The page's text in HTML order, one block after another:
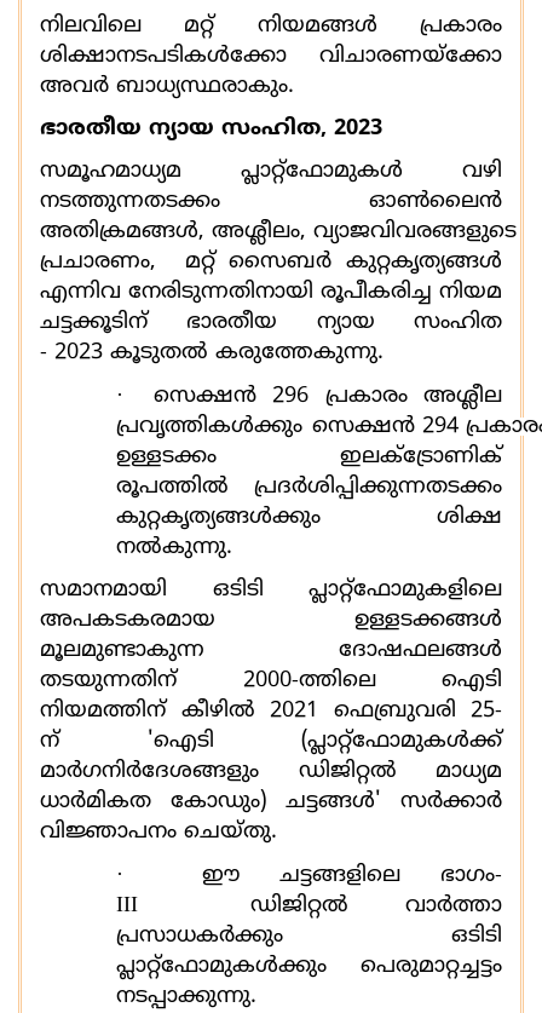
നിലവിലെ മറ്റ് നിയമങ്ങൾ പ്രകാരം
ശിക്ഷാനടപടികൾക്കോ വിചാരണയ്ക്കോ
അവർ ബാധ്യസ്ഥരാകും.
ഭാരതീയ ന്യായ സംഹിത, 2023
സമൂഹമാധ്യമ പ്ലാറ്റ്‌ഫോമുകൾ വഴി
നടത്തുന്നതടക്കം
ഓൺലൈൻ
അതിക്രമങ്ങള്‍, അശ്ലീലം, വ്യാജവിവരങ്ങളുടെ
പ്രചാരണം, മറ്റ് സൈബർ കുറ്റകൃത്യങ്ങൾ
എന്നിവ നേരിടുന്നതിനായി രൂപീകരിച്ച നിയമ
ചട്ടക്കൂടിന് ഭാരതീയ ന്യായ സംഹിത
- 2023 കൂടുതൽ കരുത്തേകുന്നു.
· സെക്ഷൻ296 പ്രകാരം അശ്ലീല
പ്രവൃത്തികൾക്കും സെക്ഷൻ 294
ഉള്ളടക്കം ഇലക്ട്രോണിക്
രൂപത്തിൽ പ്രദർശിപ്പിക്കുന്നതടക്കം
കുറ്റകൃത്യങ്ങൾക്കും ശിക്ഷ
നൽകുന്നു.
സമാനമായി ഒടിടി പ്ലാറ്റ്‌ഫോമുകളിലെ
അപകടകരമായ ഉള്ളടക്കങ്ങൾ
മൂലമുണ്ടാകുന്ന ദോഷഫലങ്ങൾ
തടയുന്നതിന് 2000-ത്തിലെ ഐടി
നിയമത്തിന് കീഴിൽ 2021 ഫെബ്രുവരി 25-
ന് 'ഐടി (പ്ലാറ്റ്ഫോമുകള്‍ക്ക്
മാർഗനിർദേശങ്ങളും ഡിജിറ്റൽ മാധ്യമ
ധാര്‍മികത കോഡും) ചട്ടങ്ങൾ' സർക്കാർ
വിജ്ഞാപനം ചെയ്തു.
· ഈ ചട്ടങ്ങളിലെ ഭാഗം-
IIIഡിജിറ്റൽ വാർത്താ
പ്രസാധകർക്കും ഒടിടി
പ്ലാറ്റ്‌ഫോമുകൾക്കും പെരുമാറ്റച്ചട്ടം
നടപ്പാക്കുന്നു.